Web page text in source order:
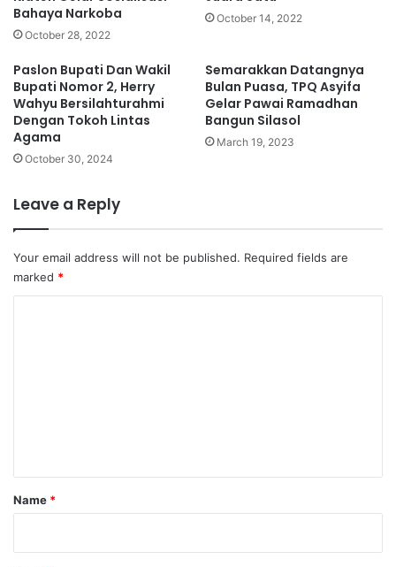
Bahaya Narkoba
October 28, 2022
October 14, 2022
Paslon Bupati Dan Wakil
Bupati Nomor 2, Herry
Wahyu Bersilahturahmi
Dengan Tokoh Lintas
Agama
October 30, 2024
Semarakkan Datangnya
Bulan Puasa, TPQ Asyifa
Gelar Pawai Ramadhan
Bangun Silasol
March 19, 2023
Leave a Reply
Your email address will not be published. Required fields are
marked *
Name *